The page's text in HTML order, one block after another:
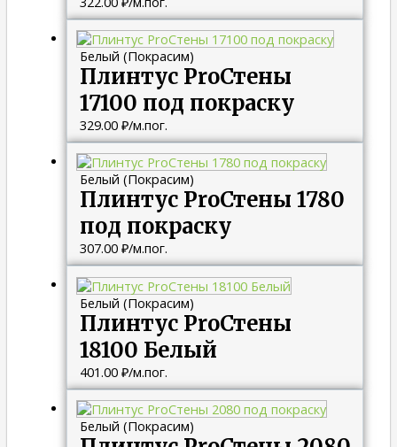
Белый (Покрасим)
Плинтус ProСтены
17100 под покраску
329.00 ₽/м.пог.
Белый (Покрасим)
Плинтус ProСтены 1780
под покраску
307.00 ₽/м.пог.
Белый (Покрасим)
Плинтус ProСтены
18100 Белый
401.00 ₽/м.пог.
Белый (Покрасим)